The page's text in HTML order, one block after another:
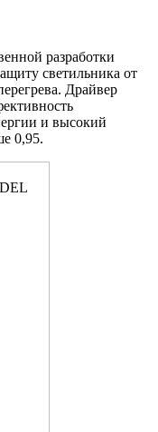
разработки
светильника от
Драйвер
и высокий
0,95.